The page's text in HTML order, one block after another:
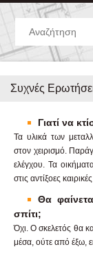
Συχνές
Γιατί να
Τα υλικά των
στον χειρισμό.
ελέγχου. Τα
στις αντίξοες
Θα
σπίτι;
Όχι. Ο σκελετός θα
μέσα, ούτε από έξω,